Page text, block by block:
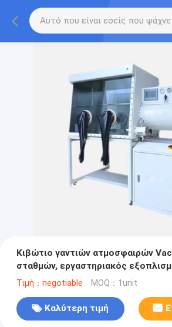
Κιβώτιο γαντιών ατμοσφαιρών Vac
σταθμών, εργαστηριακός
γαντιών 1ppm αποστειρωμένος
Τιμή：negotiable MOQ：1unit
Καλύτερη τιμή